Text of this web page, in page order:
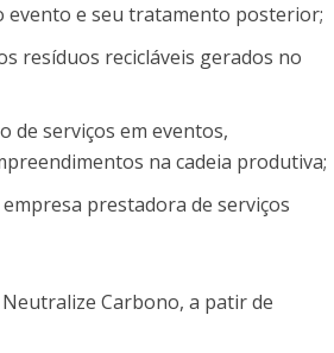
evento e seu tratamento posterior;
resíduos recicláveis gerados no
de serviços em eventos,
na cadeia produtiva;
prestadora de serviços
Carbono, a patir de